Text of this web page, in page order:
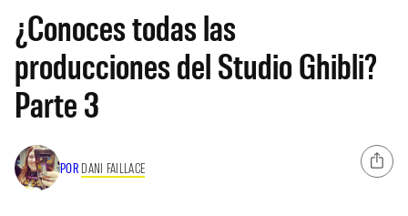
¿Conoces todas las
producciones del Studio Ghibli?
Parte 3
POR DANI FAILLACE